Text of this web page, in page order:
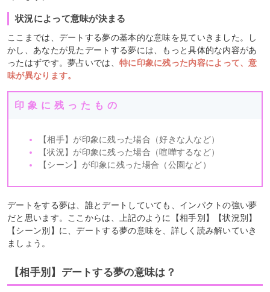
状況によって意味が決まる
ここまでは、デートする夢の基本的な意味を見ていきました。し
かし、あなたが見たデートする夢には、もっと具体的な内容があ
ったはずです。夢占いでは、 特に印象に残った内容によって、意
味が異なります。
印象に残ったもの
【相手】が印象に残った場合（好きな人など）
【状況】が印象に残った場合（喧嘩するなど）
【シーン】が印象に残った場合（公園など）
デートをする夢は、誰とデートしていても、インパクトの強い夢
だと思います。ここからは、上記のように【相手別】【状況別】
【シーン別】に、デートする夢の意味を、詳しく読み解いていき
ましょう。
【相手別】デートする夢の意味は？